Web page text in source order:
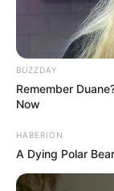
BUZZDAY
Remember
Now
HABERION
A Dying Polar